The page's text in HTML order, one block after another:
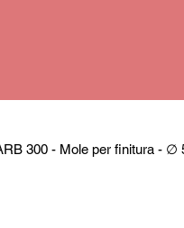
300 - Mole per finitura - ∅